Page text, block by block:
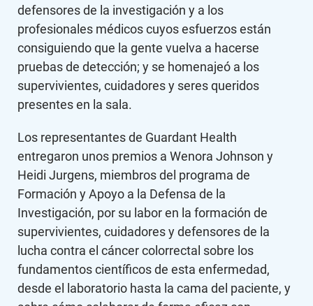
defensores de la investigación y a los
profesionales médicos cuyos esfuerzos están
consiguiendo que la gente vuelva a hacerse
pruebas de detección; y se homenajeó a los
supervivientes, cuidadores y seres queridos
presentes en la sala.
Los representantes de Guardant Health
entregaron unos premios a Wenora Johnson y
Heidi Jurgens, miembros del programa de
Formación y Apoyo a la Defensa de la
Investigación, por su labor en la formación de
supervivientes, cuidadores y defensores de la
lucha contra el cáncer colorrectal sobre los
fundamentos científicos de esta enfermedad,
desde el laboratorio hasta la cama del paciente, y